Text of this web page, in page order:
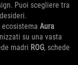
Puoi scegliere tra
Aura
su una vasta
madri ROG, schede